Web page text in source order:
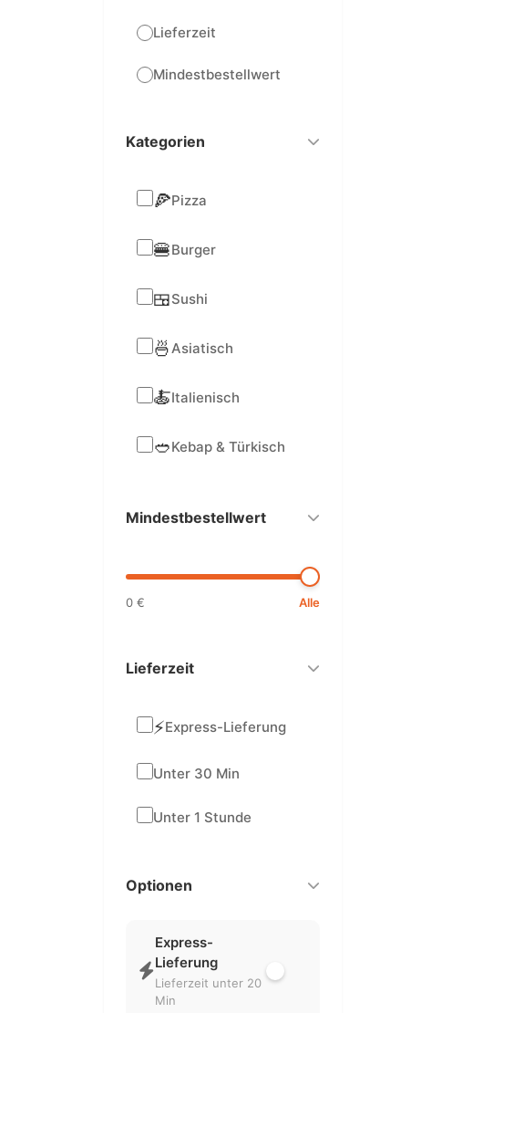
Lieferzeit
Mindestbestellwert
Kategorien
🍕Pizza
🍔Burger
🍱Sushi
🍜Asiatisch
🍝Italienisch
🥙Kebap & Türkisch
Mindestbestellwert
0 € Alle
Lieferzeit
⚡Express-Lieferung
Unter 30 Min
Unter 1 Stunde
Optionen
Express-
Lieferung
Lieferzeit unter 20
Min